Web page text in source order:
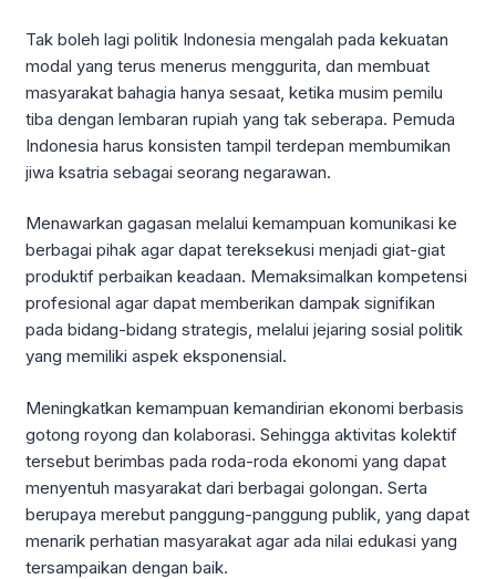
Tak boleh lagi politik Indonesia mengalah pada kekuatan
modal yang terus menerus menggurita, dan membuat
masyarakat bahagia hanya sesaat, ketika musim pemilu
tiba dengan lembaran rupiah yang tak seberapa. Pemuda
Indonesia harus konsisten tampil terdepan membumikan
jiwa ksatria sebagai seorang negarawan.
Menawarkan gagasan melalui kemampuan komunikasi ke
berbagai pihak agar dapat tereksekusi menjadi giat-giat
produktif perbaikan keadaan. Memaksimalkan kompetensi
profesional agar dapat memberikan dampak signifikan
pada bidang-bidang strategis, melalui jejaring sosial politik
yang memiliki aspek eksponensial.
Meningkatkan kemampuan kemandirian ekonomi berbasis
gotong royong dan kolaborasi. Sehingga aktivitas kolektif
tersebut berimbas pada roda-roda ekonomi yang dapat
menyentuh masyarakat dari berbagai golongan. Serta
berupaya merebut panggung-panggung publik, yang dapat
menarik perhatian masyarakat agar ada nilai edukasi yang
tersampaikan dengan baik.